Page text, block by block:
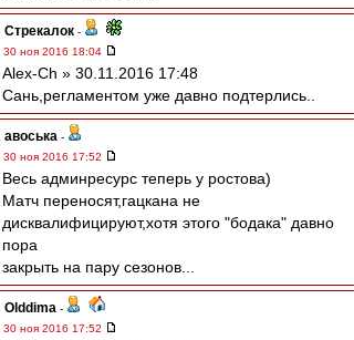
Стрекалок -
30 ноя 2016 18:04
Alex-Ch » 30.11.2016 17:48
Сань,регламентом уже давно подтерлись..
авоська -
30 ноя 2016 17:52
Весь админресурс теперь у ростова)
Матч переносят,гацкана не
дисквалифицируют,хотя этого "бодака" давно
пора
закрыть на пару сезонов...
Olddima -
30 ноя 2016 17:52